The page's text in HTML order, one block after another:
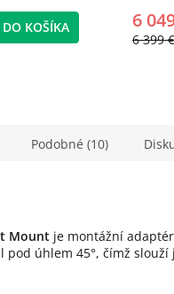
DO KOŠÍKA 6
6 399 €
Podobné (10)
Mount je montážní
pod úhlem 45°, čímž